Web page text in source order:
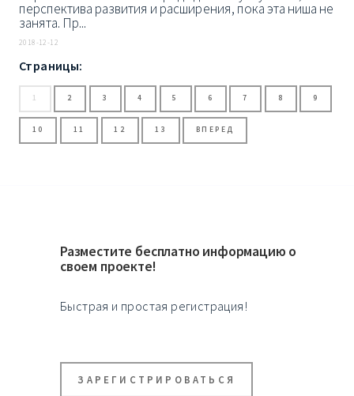
перспектива развития и расширения, пока эта ниша не
занята. Пр...
2018-12-12
Страницы:
1 2 3 4 5 6 7 8 9
10 11 12 13 ВПЕРЕД
Разместите бесплатно информацию о
своем проекте!
Быстрая и простая регистрация!
ЗАРЕГИСТРИРОВАТЬСЯ